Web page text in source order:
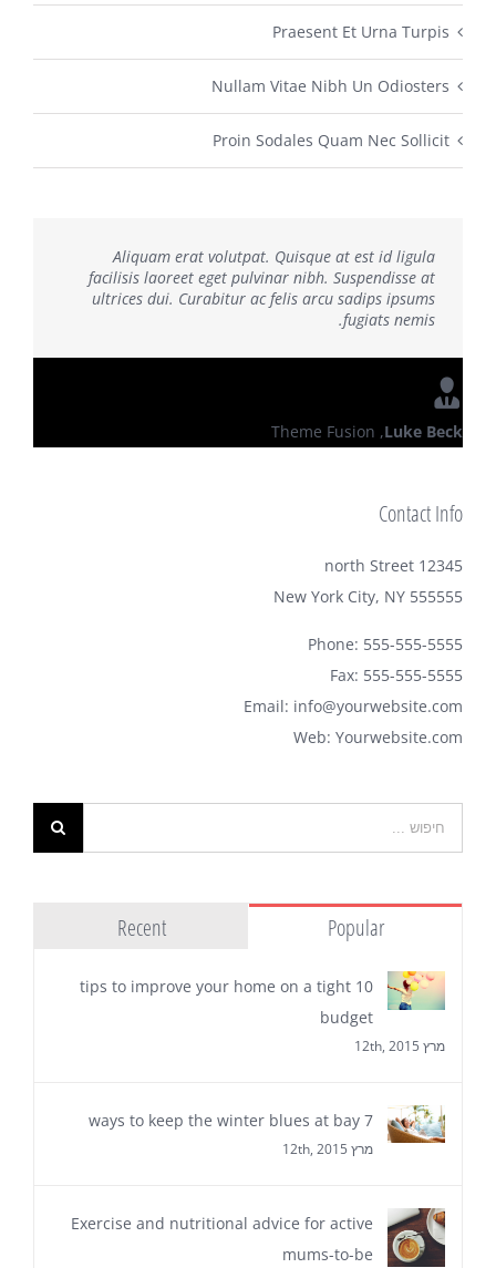
Praesent Et Urna Turpis
Nullam Vitae Nibh Un Odiosters
Proin Sodales Quam Nec Sollicit
Aliquam erat volutpat. Quisque at est id ligula
facilisis laoreet eget pulvinar nibh. Suspendisse at
ultrices dui. Curabitur ac felis arcu sadips ipsums
fugiats nemis.
Luke Beck
,
Theme Fusion
Contact Info
12345 north Street
New York City, NY 555555
Phone: 555-555-5555
Fax: 555-555-5555
Email: info@yourwebsite.com
Web: Yourwebsite.com
Popular
Recent
10 tips to improve your home on a tight
budget
מרץ 12th, 2015
7 ways to keep the winter blues at bay
מרץ 12th, 2015
Exercise and nutritional advice for active
mums-to-be